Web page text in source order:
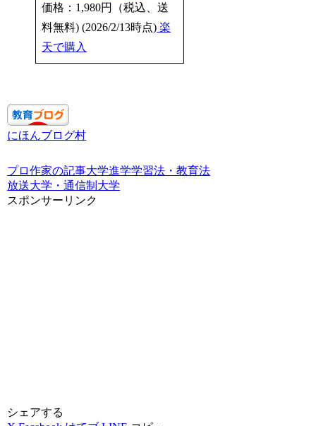
価格：1,980円（税込、送
料無料) (2026/2/13時点) 楽
天で購入
にほんブログ村
プロ作家の記事大学進学学習法・教育法
放送大学・通信制大学
スポンサーリンク
シェアする